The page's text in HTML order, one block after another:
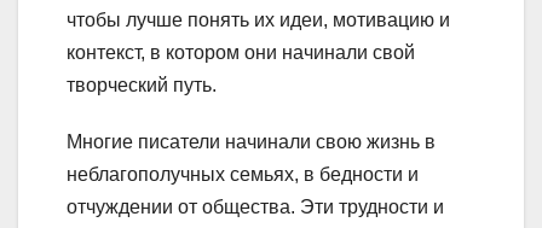
чтобы лучше понять их идеи, мотивацию и
контекст, в котором они начинали свой
творческий путь.
Многие писатели начинали свою жизнь в
неблагополучных семьях, в бедности и
отчуждении от общества. Эти трудности и